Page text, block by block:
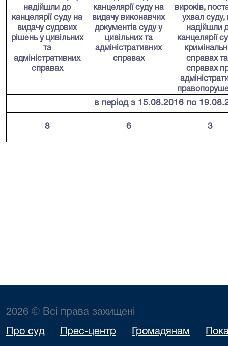
надійшли до
канцелярії суду на
видачу судових
рішень у цивільних
та
адміністративних
справах
канцелярії суду на
видачу виконавчих
документів суду у
цивільних та
адміністративних
справах
вироків,
ухвал суду,
надійшли
канцелярії
справах
справах
в період з 15.08.2016 по
8 6 3
2026 © Всі права захищені
Про суд Прес-центр Громадянам